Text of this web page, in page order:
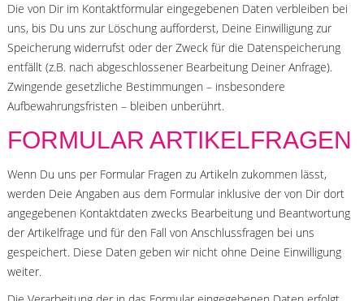
Die von Dir im Kontaktformular eingegebenen Daten verbleiben bei
uns, bis Du uns zur Löschung aufforderst, Deine Einwilligung zur
Speicherung widerrufst oder der Zweck für die Datenspeicherung
entfällt (z.B. nach abgeschlossener Bearbeitung Deiner Anfrage).
Zwingende gesetzliche Bestimmungen – insbesondere
Aufbewahrungsfristen – bleiben unberührt.
FORMULAR ARTIKELFRAGEN
Wenn Du uns per Formular Fragen zu Artikeln zukommen lässt,
werden Deie Angaben aus dem Formular inklusive der von Dir dort
angegebenen Kontaktdaten zwecks Bearbeitung und Beantwortung
der Artikelfrage und für den Fall von Anschlussfragen bei uns
gespeichert. Diese Daten geben wir nicht ohne Deine Einwilligung
weiter.